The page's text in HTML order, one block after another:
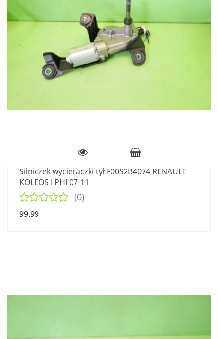
Silniczek wycieraczki tył F00S2B4074 RENAULT
KOLEOS I PHI 07-11
(0)
99.99